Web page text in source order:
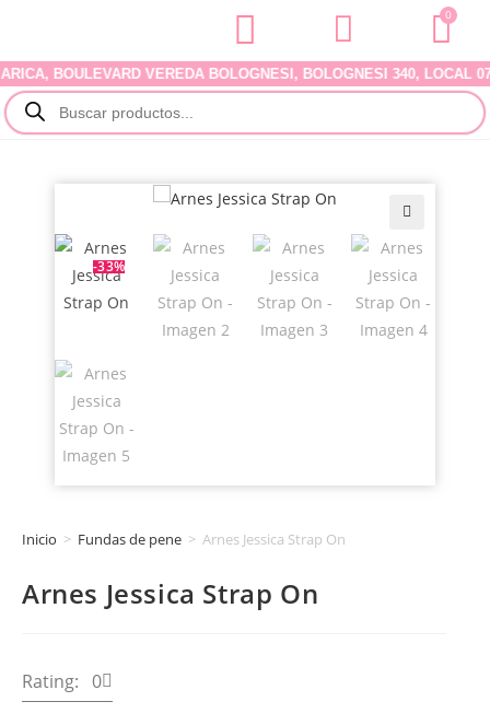
0
BOULEVARD VEREDA BOLOGNESI, BOLOGNESI 340, LOCAL
Inicio > Fundas de pene > Arnes Jessica Strap On
Arnes Jessica Strap On
Rating: 0
-33%
🔍